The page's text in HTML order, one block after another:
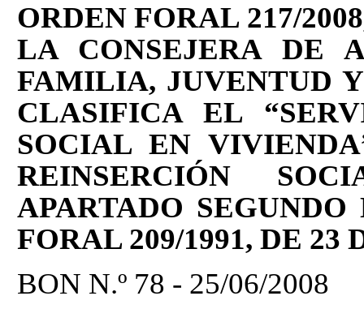
ORDEN FORAL 217/
LA CONSEJERA DE
FAMILIA, JUVENTUD
CLASIFICA EL
SOCIAL EN
REINSERCIÓN
APARTADO
FORAL 209/1991, DE 23
BON N.º 78 - 25/06/2008